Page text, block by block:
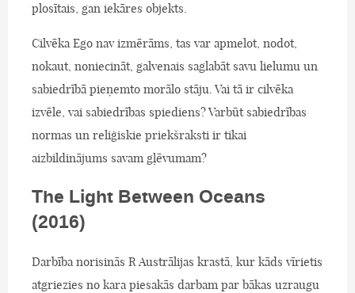
plosītais, gan iekāres objekts.
Cilvēka Ego nav izmērāms, tas var apmelot, nodot,
nokaut, noniecināt, galvenais saglabāt savu lielumu un
sabiedrībā pieņemto morālo stāju. Vai tā ir cilvēka
izvēle, vai sabiedrības spiediens? Varbūt sabiedrības
normas un reliģiskie priekšraksti ir tikai
aizbildinājums savam gļēvumam?
The Light Between Oceans
(2016)
Darbība norisinās R Austrālijas krastā, kur kāds vīrietis
atgriezies no kara piesakās darbam par bākas uzraugu